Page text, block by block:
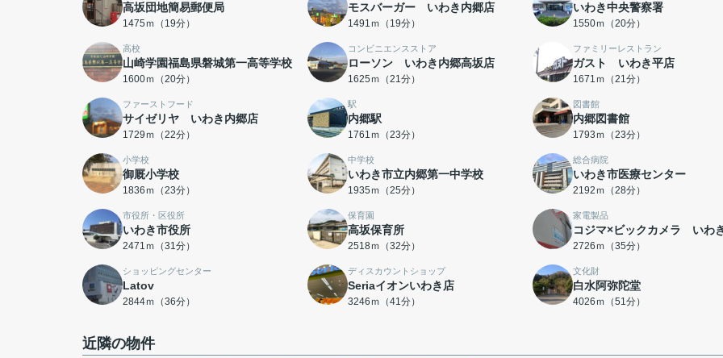
高坂団地簡易郵便局
1475ｍ（19分）
モスバーガー いわき内郷店
1491ｍ（19分）
いわき中央警察署
1550ｍ（20分）
高校
山崎学園福島県磐城第一高等学校
1600ｍ（20分）
コンビニエンスストア
ローソン いわき内郷高坂店
1625ｍ（21分）
ファミリーレストラン
ガスト いわき平店
1671ｍ（21分）
ファーストフード
サイゼリヤ いわき内郷店
1729ｍ（22分）
駅
内郷駅
1761ｍ（23分）
図書館
内郷図書館
1793ｍ（23分）
小学校
御厩小学校
1836ｍ（23分）
中学校
いわき市立内郷第一中学校
1935ｍ（25分）
総合病院
いわき市医療センター
2192ｍ（28分）
市役所・区役所
いわき市役所
2471ｍ（31分）
保育園
高坂保育所
2518ｍ（32分）
家電製品
コジマ×ビックカメラ いわ
2726ｍ（35分）
ショッピングセンター
Latov
2844ｍ（36分）
ディスカウントショップ
Seriaイオンいわき店
3246ｍ（41分）
文化財
白水阿弥陀堂
4026ｍ（51分）
近隣の物件